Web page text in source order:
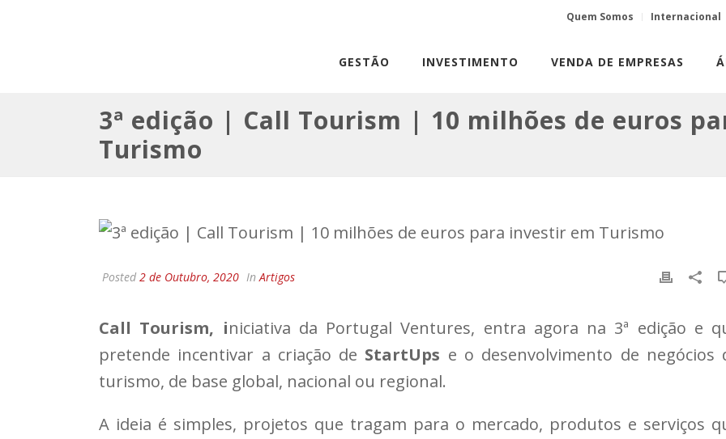
Quem Somos Internacional
GESTÃO INVESTIMENTO VENDA DE EMPRESAS
3ª edição | Call Tourism | 10 milhões de euros
Turismo
Posted 2 de Outubro, 2020 InArtigos
Call Tourism, iniciativa da Portugal Ventures, entra agora na 3ª edição e
pretende incentivar a criação de StartUps e o desenvolvimento de negócios
turismo, de base global, nacional ou regional.
A ideia é simples, projetos que tragam para o mercado, produtos e serviços